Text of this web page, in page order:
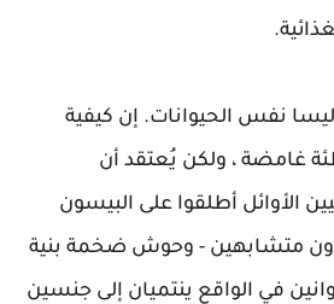
نفس الحيوانات. إن كيفية
غامضة ، ولكن يُعتقد أن
الأوائل أطلقوا على البيسون
متشابهين - وحوش ضخمة بنية
في الواقع ينتميان إلى جنسين